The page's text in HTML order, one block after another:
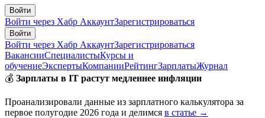
Войти
Войти через Хабр АккаунтЗарегистрироваться
Войти
Войти через Хабр АккаунтЗарегистрироваться
ВакансииСпециалистыКурсы и
обучениеЭкспертыКомпанииРейтингЗарплатыЖурнал
💰 Зарплаты в IT растут медленнее инфляции
Проанализировали данные из зарплатного калькулятора за
первое полугодие 2026 года и делимся в статье →